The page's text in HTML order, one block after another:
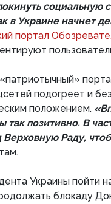
социальную
в Украине начнет
портал
подогреет и
положением.
так позитивно. В
Верховную Раду,
Украины пойти
блокаду